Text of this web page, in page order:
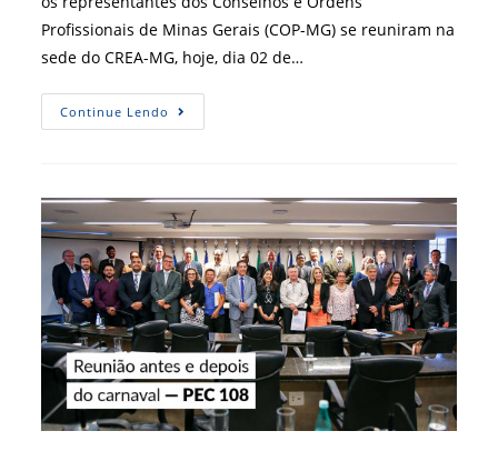
Profissionais de Minas Gerais (COP-MG) se reuniram na
sede do CREA-MG, hoje, dia 02 de…
Continue Lendo Em
Reunião,
Sobre
Os
Desdobramentos
Da
PEC